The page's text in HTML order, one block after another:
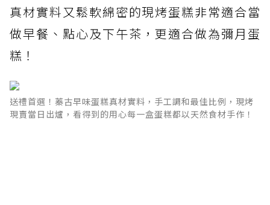
真材實料又鬆軟綿密的現烤蛋糕非常適合當
做早餐、點心及下午茶，更適合做為彌月蛋
糕！
送禮首選！蓁古早味蛋糕真材實料，手工調和最佳比例，現烤
現賣當日出爐，看得到的用心每一盒蛋糕都以天然食材手作！